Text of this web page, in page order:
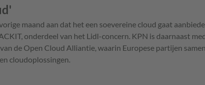
maand aan dat het een soevereine cloud gaat
onderdeel van het Lidl-concern. KPN is daarnaast
de Open Cloud Alliantie, waarin Europese partijen
cloudoplossingen.